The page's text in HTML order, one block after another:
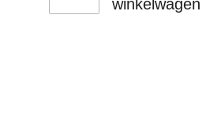
winkelwagen